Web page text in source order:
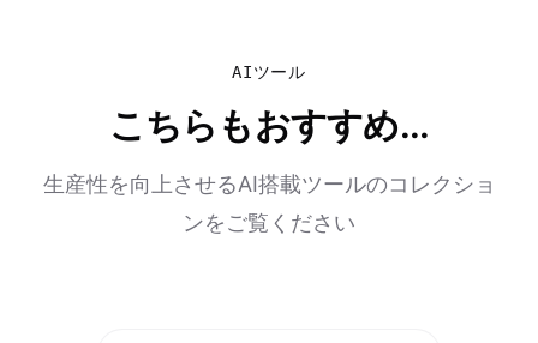
AIツール
こちらもおすすめ...
生産性を向上させるAI搭載ツールのコレクショ
ンをご覧ください